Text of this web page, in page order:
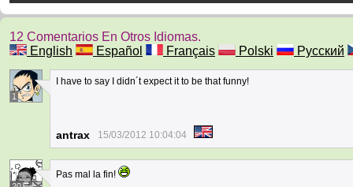
12 Comentarios En Otros Idiomas.
English
Español Français Polski Русский
1
I have to say I didn´t expect it to be that funny!
antrax 15/03/2012 10:04:04
Pas mal la fin!